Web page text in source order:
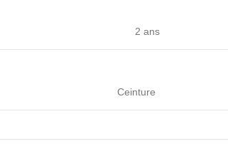
2 ans
Ceinture